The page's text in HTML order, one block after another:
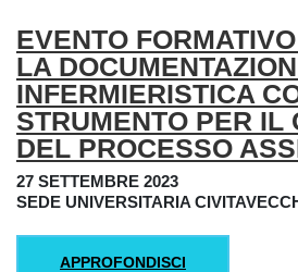
EVENTO
LA
INFERMIERISTICA
STRUMENTO PER IL
DEL PROCESSO
27 SETTEMBRE 2023
SEDE UNIVERSITARIA
APPROFONDISCI